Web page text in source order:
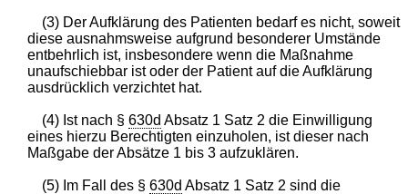
(3) Der Aufklärung des Patienten bedarf es nicht, soweit
diese ausnahmsweise aufgrund besonderer Umstände
entbehrlich ist, insbesondere wenn die Maßnahme
unaufschiebbar ist oder der Patient auf die Aufklärung
ausdrücklich verzichtet hat.
(4) Ist nach §630d Absatz 1 Satz 2 die Einwilligung
eines hierzu Berechtigten einzuholen, ist dieser nach
Maßgabe der Absätze 1 bis 3 aufzuklären.
(5) Im Fall des §630d Absatz 1 Satz 2 sind die